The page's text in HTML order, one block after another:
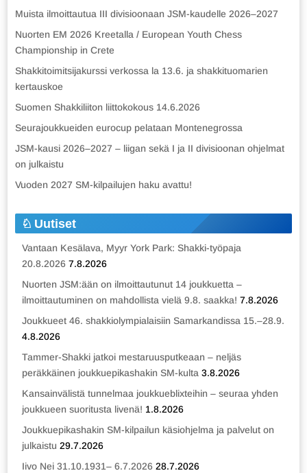
Muista ilmoittautua III divisioonaan JSM-kaudelle 2026–2027
Nuorten EM 2026 Kreetalla / European Youth Chess
Championship in Crete
Shakkitoimitsijakurssi verkossa la 13.6. ja shakkituomarien
kertauskoe
Suomen Shakkiliiton liittokokous 14.6.2026
Seurajoukkueiden eurocup pelataan Montenegrossa
JSM-kausi 2026–2027 – liigan sekä I ja II divisioonan ohjelmat
on julkaistu
Vuoden 2027 SM-kilpailujen haku avattu!
Uutiset
Vantaan Kesälava, Myyr York Park: Shakki-työpaja
20.8.2026 7.8.2026
Nuorten JSM:ään on ilmoittautunut 14 joukkuetta –
ilmoittautuminen on mahdollista vielä 9.8. saakka! 7.8.2026
Joukkueet 46. shakkiolympialaisiin Samarkandissa 15.–28.9.
4.8.2026
Tammer-Shakki jatkoi mestaruusputkeaan – neljäs
peräkkäinen joukkuepikashakin SM-kulta 3.8.2026
Kansainvälistä tunnelmaa joukkueblixteihin – seuraa yhden
joukkueen suoritusta livenä! 1.8.2026
Joukkuepikashakin SM-kilpailun käsiohjelma ja palvelut on
julkaistu 29.7.2026
Iivo Nei 31.10.1931– 6.7.2026 28.7.2026